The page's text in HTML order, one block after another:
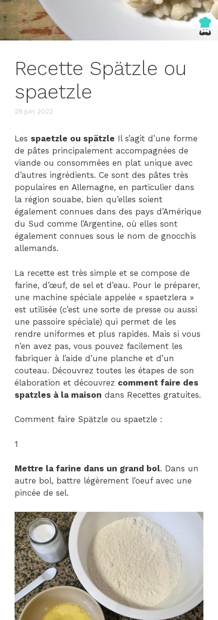
Recette Spätzle ou
spaetzle
28 juin 2022
Les spaetzle ou spätzle Il s’agit d’une forme
de pâtes principalement accompagnées de
viande ou consommées en plat unique avec
d’autres ingrédients. Ce sont des pâtes très
populaires en Allemagne, en particulier dans
la région souabe, bien qu’elles soient
également connues dans des pays d’Amérique
du Sud comme l’Argentine, où elles sont
également connues sous le nom de gnocchis
allemands.
La recette est très simple et se compose de
farine, d’œuf, de sel et d’eau. Pour le préparer,
une machine spéciale appelée « spaetzlera »
est utilisée (c’est une sorte de presse ou aussi
une passoire spéciale) qui permet de les
rendre uniformes et plus rapides. Mais si vous
n’en avez pas, vous pouvez facilement les
fabriquer à l’aide d’une planche et d’un
couteau. Découvrez toutes les étapes de son
élaboration et découvrez comment faire des
spatzles à la maison dans Recettes gratuites.
Comment faire Spätzle ou spaetzle :
1
Mettre la farine dans un grand bol. Dans un
autre bol, battre légèrement l’oeuf avec une
pincée de sel.